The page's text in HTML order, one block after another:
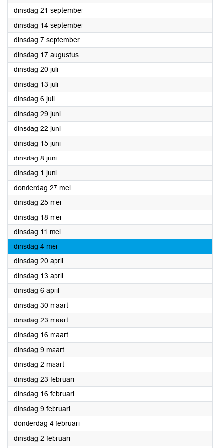
dinsdag 21 september2021
dinsdag 14 september2021
dinsdag 7 september2021
dinsdag 17 augustus2021
dinsdag 20 juli2021
dinsdag 13 juli2021
dinsdag 6 juli2021
dinsdag 29 juni2021
dinsdag 22 juni2021
dinsdag 15 juni2021
dinsdag 8 juni2021
dinsdag 1 juni2021
donderdag 27 mei2021
dinsdag 25 mei2021
dinsdag 18 mei2021
dinsdag 11 mei2021
dinsdag 4 mei2021
dinsdag 20 april2021
dinsdag 13 april2021
dinsdag 6 april2021
dinsdag 30 maart2021
dinsdag 23 maart2021
dinsdag 16 maart2021
dinsdag 9 maart2021
dinsdag 2 maart2021
dinsdag 23 februari2021
dinsdag 16 februari2021
dinsdag 9 februari2021
donderdag 4 februari2021
dinsdag 2 februari2021